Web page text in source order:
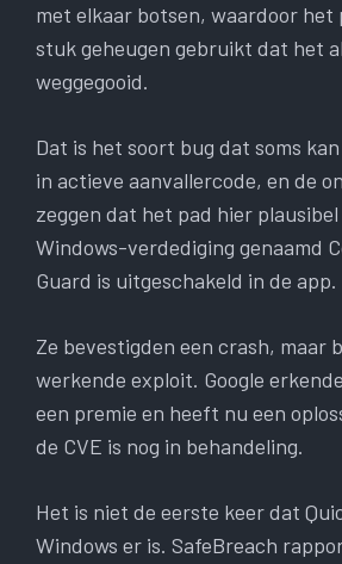
met elkaar botsen, waardoor het
stuk geheugen gebruikt dat het
weggegooid.
Dat is het soort bug dat soms
in actieve aanvallercode, en de
zeggen dat het pad hier
Windows-verdediging genaamd
Guard is uitgeschakeld in de app.
Ze bevestigden een crash, maar
werkende exploit. Google
een premie en heeft nu een
de CVE is nog in behandeling.
Het is niet de eerste keer dat
Windows er is. SafeBreach